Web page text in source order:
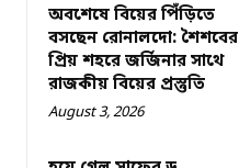
অবশেষে বিয়ের পিঁড়িতে
বসছেন রোনালদো: শৈশবের
প্রিয় শহরে জর্জিনার সাথে
রাজকীয় বিয়ের প্রস্তুতি
August 3, 2026